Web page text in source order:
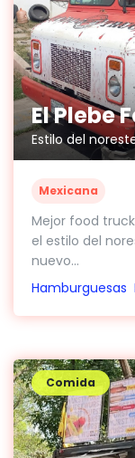
El Plebe
Estilo del
Mexicana
Mejor food
el estilo del
nuevo...
Hamburguesas
Comida